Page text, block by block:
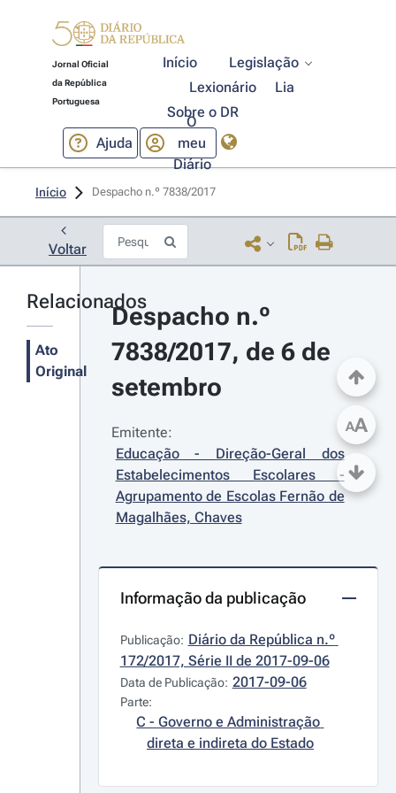
Jornal Oficial
da República
Portuguesa
Início
Legislação
Lexionário
Lia
Sobre o DR
Ajuda
O
meu
Diário
Início Despacho n.º 7838/2017
Voltar
Relacionados
Ato
Original
Despacho n.º
7838/2017, de 6 de
setembro
Emitente:
Educação - Direção-Geral dos
Estabelecimentos Escolares -
Agrupamento de Escolas Fernão de
Magalhães, Chaves
Informação da publicação
Publicação: Diário da República n.º
172/2017, Série II de 2017-09-06
Data de Publicação: 2017-09-06
Parte:
C - Governo e Administração
direta e indireta do Estado
AA